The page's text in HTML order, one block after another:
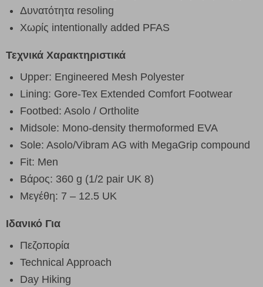
Δυνατότητα resoling
Χωρίς intentionally added PFAS
Τεχνικά Χαρακτηριστικά
Upper: Engineered Mesh Polyester
Lining: Gore-Tex Extended Comfort Footwear
Footbed: Asolo / Ortholite
Midsole: Mono-density thermoformed EVA
Sole: Asolo/Vibram AG with MegaGrip compound
Fit: Men
Βάρος: 360 g (1/2 pair UK 8)
Μεγέθη: 7 – 12.5 UK
Ιδανικό Για
Πεζοπορία
Technical Approach
Day Hiking